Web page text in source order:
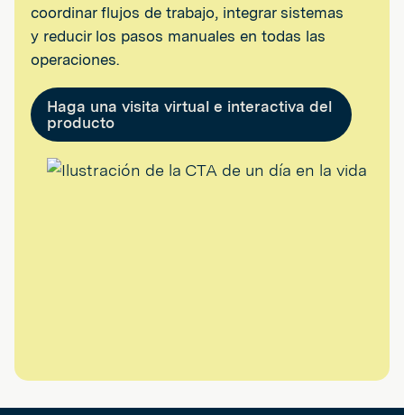
coordinar flujos de trabajo, integrar sistemas
y reducir los pasos manuales en todas las
operaciones.
Haga una visita virtual e interactiva del
producto